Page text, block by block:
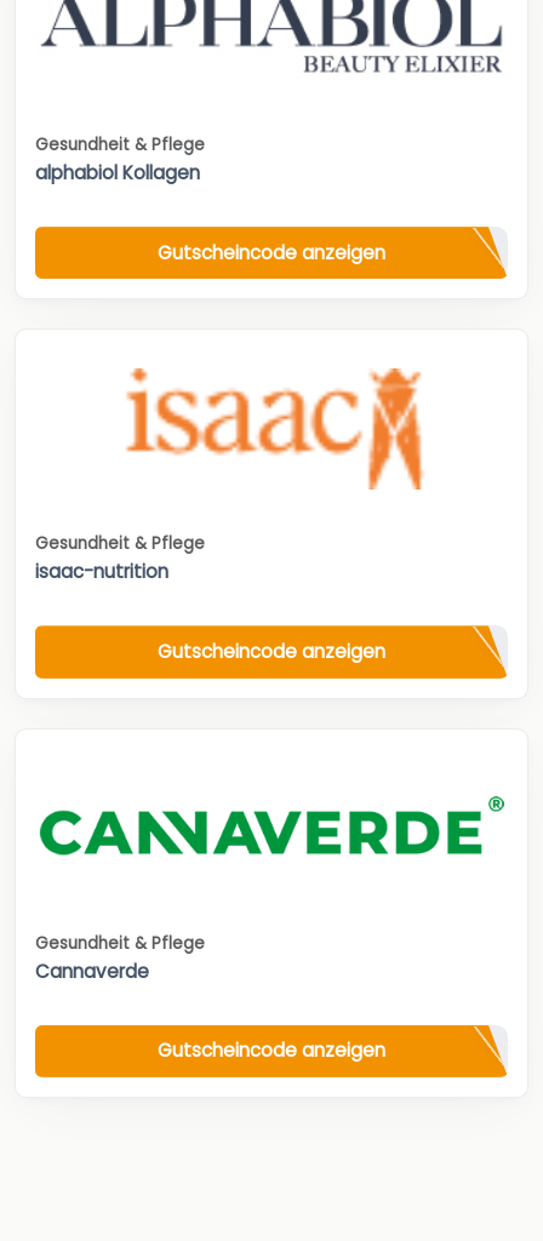
Gesundheit & Pflege
alphabiol Kollagen
Gutscheincode anzeigen
Gesundheit & Pflege
isaac-nutrition
Gutscheincode anzeigen
Gesundheit & Pflege
Cannaverde
Gutscheincode anzeigen